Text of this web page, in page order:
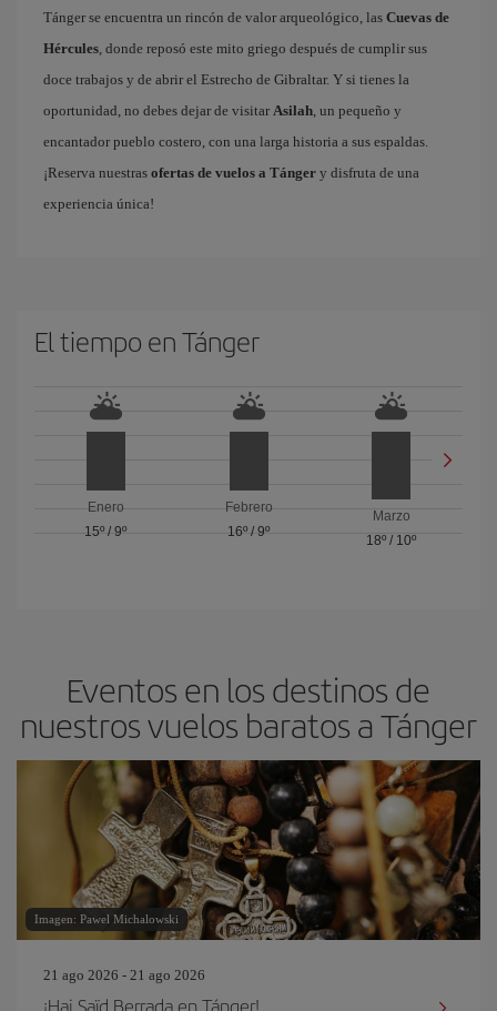
Tánger se encuentra un rincón de valor arqueológico, las Cuevas de
Hércules , donde reposó este mito griego después de cumplir sus
doce trabajos y de abrir el Estrecho de Gibraltar. Y si tienes la
oportunidad, no debes dejar de visitar Asilah , un pequeño y
encantador pueblo costero, con una larga historia a sus espaldas.
¡Reserva nuestras ofertas de vuelos a Tánger y disfruta de una
experiencia única!
El tiempo en Tánger
Enero
15º /9º
Febrero
16º / 9º
Marzo
18º / 10º
Eventos en los destinos de
nuestros vuelos baratos a Tánger
Imagen: Pawel Michalowski
21 ago 2026 - 21 ago 2026
¡Haj Saïd Berrada en Tánger!